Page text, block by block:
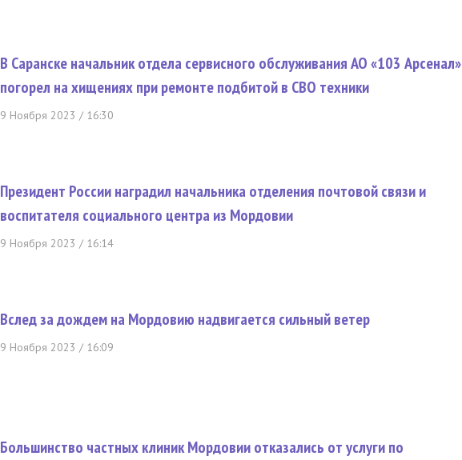
В Саранске начальник отдела сервисного обслуживания АО «103 Арсенал»
погорел на хищениях при ремонте подбитой в СВО техники
9 Ноября 2023 / 16:30
Президент России наградил начальника отделения почтовой связи и
воспитателя социального центра из Мордовии
9 Ноября 2023 / 16:14
Вслед за дождем на Мордовию надвигается сильный ветер
9 Ноября 2023 / 16:09
Большинство частных клиник Мордовии отказались от услуги по